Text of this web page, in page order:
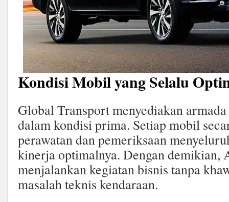
Kondisi Mobil yang Selalu
Global Transport menyediakan
dalam kondisi prima. Setiap mobil
perawatan dan pemeriksaan
kinerja optimalnya. Dengan demikian,
menjalankan kegiatan bisnis tanpa
masalah teknis kendaraan.